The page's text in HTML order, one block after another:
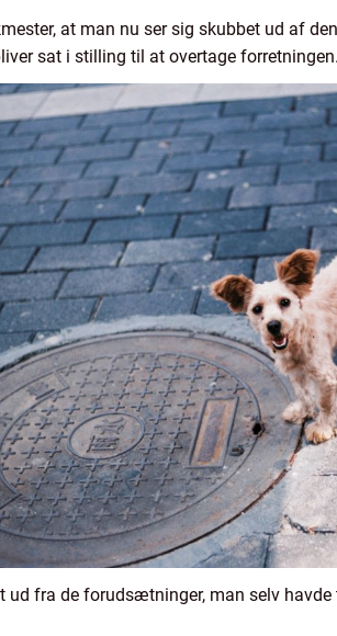
at man nu ser sig skubbet ud af
sat i stilling til at overtage forretningen.
ud fra de forudsætninger, man selv